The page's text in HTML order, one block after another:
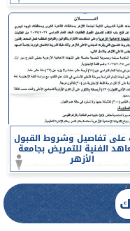
على تفاصيل وشروط القبول
الفنية للتمريض بجامعة
الأزهر